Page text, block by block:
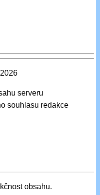
serveru
souhlasu redakce
obsahu.